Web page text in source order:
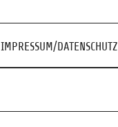
IMPRESSUM/DATENSCHUTZ